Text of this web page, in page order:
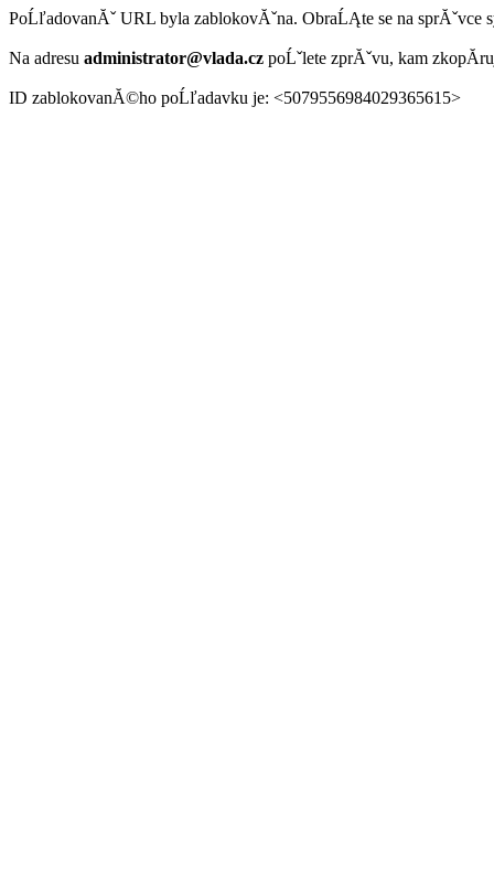
PoĹľadovanĂˇ URL byla zablokovĂˇna. ObraĹĄte se na sprĂˇvce
Na adresu administrator@vlada.cz poĹˇlete zprĂˇvu, kam
ID zablokovanĂ©ho poĹľadavku je: <5079556984029365615>